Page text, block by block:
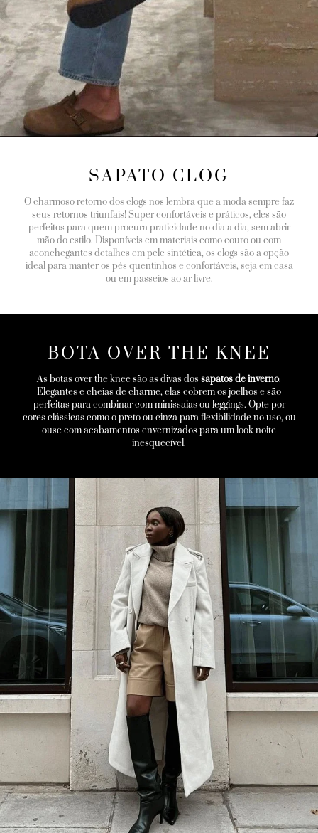
SAPATO CLOG
O charmoso retorno dos clogs nos lembra que a moda sempre faz
seus retornos triunfais! Super confortáveis e práticos, eles são
perfeitos para quem procura praticidade no dia a dia, sem abrir
mão do estilo. Disponíveis em materiais como couro ou com
aconchegantes detalhes em pele sintética, os clogs são a opção
ideal para manter os pés quentinhos e confortáveis, seja em casa
ou em passeios ao ar livre.
BOTA OVER THE KNEE
As botas over the knee são as divas dos sapatos de inverno.
Elegantes e cheias de charme, elas cobrem os joelhos e são
perfeitas para combinar com minissaias ou leggings. Opte por
cores clássicas como o preto ou cinza para flexibilidade no uso, ou
ouse com acabamentos envernizados para um look noite
inesquecível.